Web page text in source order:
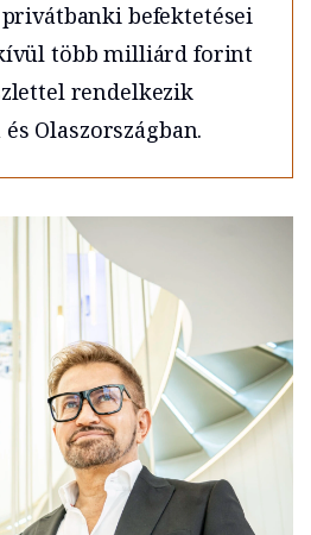
befektetései
több milliárd forint
rendelkezik
Olaszországban.